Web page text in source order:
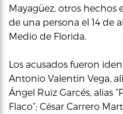
Mayagüez, otros hechos
de una persona el 14 de
Medio de Florida.
Los acusados fueron
Antonio Valentín Vega,
Ángel Ruiz Garcés, alias
Flaco”; César Carrero